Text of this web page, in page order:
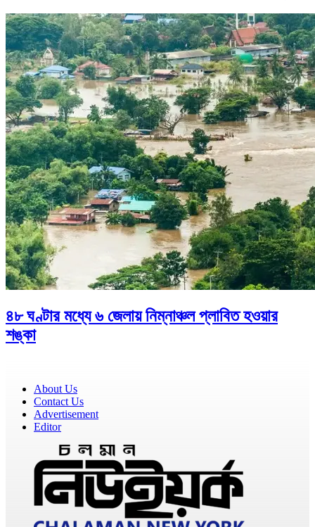
৪৮ ঘণ্টার মধ্যে ৬ জেলায় নিম্নাঞ্চল প্লাবিত হওয়ার
শঙ্কা
About Us
Contact Us
Advertisement
Editor